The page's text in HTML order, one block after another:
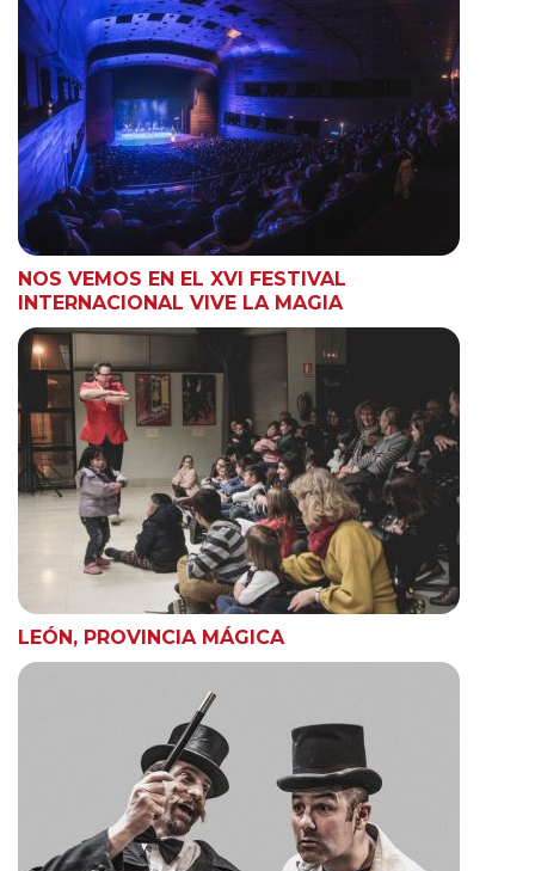
NOS VEMOS EN EL XVI FESTIVAL
INTERNACIONAL VIVE LA MAGIA
LEÓN, PROVINCIA MÁGICA